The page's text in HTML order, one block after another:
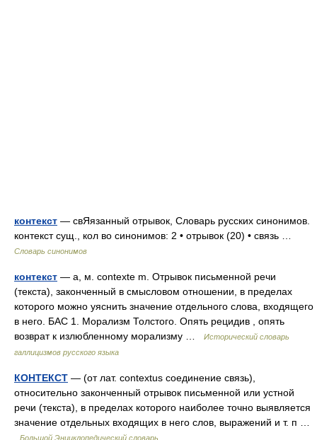
контекст — свЯязанный отрывок, Словарь русских синонимов.
контекст сущ., кол во синонимов: 2 • отрывок (20) • связь …
Словарь синонимов
контекст — а, м. contexte m. Отрывок письменной речи
(текста), законченный в смысловом отношении, в пределах
которого можно уяснить значение отдельного слова, входящего
в него. БАС 1. Морализм Толстого. Опять рецидив , опять
возврат к излюбленному морализму …
Исторический словарь
галлицизмов русского языка
КОНТЕКСТ — (от лат. contextus соединение связь),
относительно законченный отрывок письменной или устной
речи (текста), в пределах которого наиболее точно выявляется
значение отдельных входящих в него слов, выражений и т. п …
Большой Энциклопедический словарь